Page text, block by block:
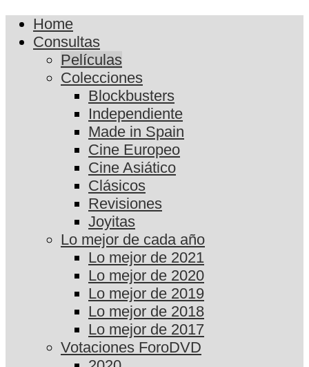
Home
Consultas
Películas
Colecciones
Blockbusters
Independiente
Made in Spain
Cine Europeo
Cine Asiático
Clásicos
Revisiones
Joyitas
Lo mejor de cada año
Lo mejor de 2021
Lo mejor de 2020
Lo mejor de 2019
Lo mejor de 2018
Lo mejor de 2017
Votaciones ForoDVD